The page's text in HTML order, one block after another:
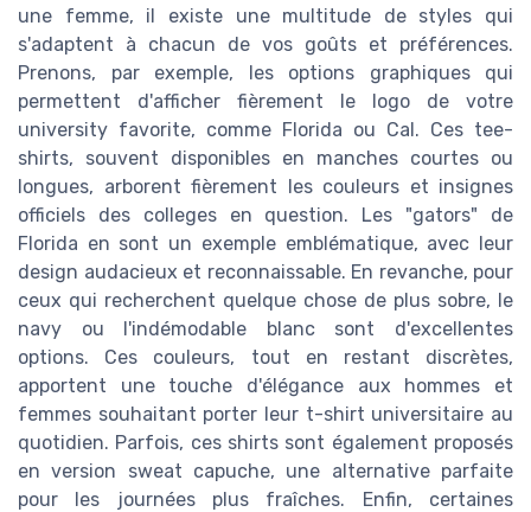
une femme, il existe une multitude de styles qui
s'adaptent à chacun de vos goûts et préférences.
Prenons, par exemple, les options graphiques qui
permettent d'afficher fièrement le logo de votre
university favorite, comme Florida ou Cal. Ces tee-
shirts, souvent disponibles en manches courtes ou
longues, arborent fièrement les couleurs et insignes
officiels des colleges en question. Les "gators" de
Florida en sont un exemple emblématique, avec leur
design audacieux et reconnaissable. En revanche, pour
ceux qui recherchent quelque chose de plus sobre, le
navy ou l'indémodable blanc sont d'excellentes
options. Ces couleurs, tout en restant discrètes,
apportent une touche d'élégance aux hommes et
femmes souhaitant porter leur t-shirt universitaire au
quotidien. Parfois, ces shirts sont également proposés
en version sweat capuche, une alternative parfaite
pour les journées plus fraîches. Enfin, certaines